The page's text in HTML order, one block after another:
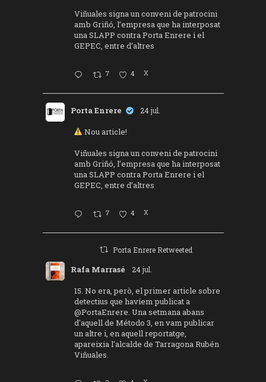
Viñuales signa un conveni de patrocini
amb Griñó, l’empresa que ha interposat
una SLAPP contra Porta Enrere i el
GEPEC, entre d’altres
7 4 X
Porta Enrere 24 jul.
Nou article!
Viñuales signa un conveni de patrocini
amb Griñó, l’empresa que ha interposat
una SLAPP contra Porta Enrere i el
GEPEC, entre d’altres
7 4 X
Porta Enrere Retweeted
Rafa Marrasé 24 jul.
15. No era, però, el primer article sobre
detectius que havíem publicat a
@PortaEnrere. Una setmana abans
d'aquell de Método 3, en vam publicar
un altre i, en aquell reportatge,
apareixia l'alcalde de Tarragona Rubén
Viñuales.